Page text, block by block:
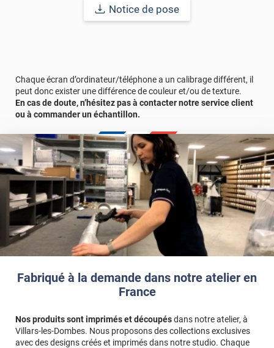
Fabriqué à la demande dans notre atelier en
France
Nos produits sont imprimés et découpésdans notre atelier, à
Villars-les-Dombes. Nous proposons des collections exclusives
avec des designs créés et imprimés dans notre studio. Chaque
espace inspirant et revitalisé avec cetadhésif décoratif
, alliant praticité, esthétique et durabilité pour créer un
d'échantillons gratuite.
Notice de pose
Chaque écran d’ordinateur/téléphone a un calibrage différent, il
peut donc exister une différence de couleur et/ou de texture.
En cas de doute, n’hésitez pas à contacter notre service client
ou à commander un échantillon.